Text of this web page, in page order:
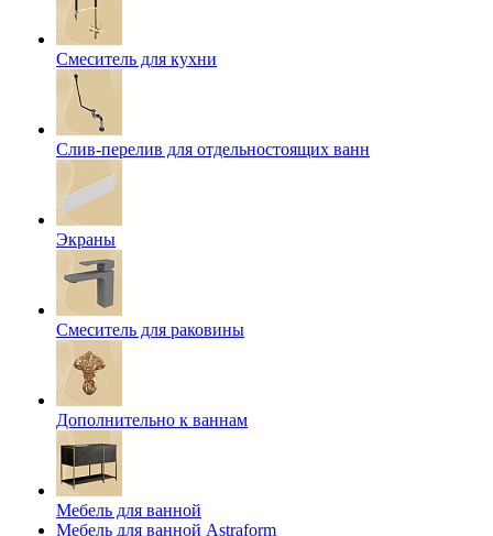
Смеситель для кухни
Слив-перелив для отдельностоящих ванн
Экраны
Смеситель для раковины
Дополнительно к ваннам
Мебель для ванной
Мебель для ванной Astraform